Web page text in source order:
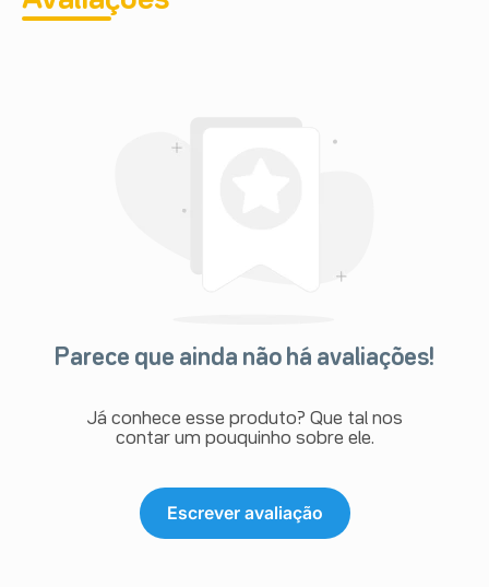
Parece que ainda não há avaliações!
Já conhece esse produto? Que tal nos
contar um pouquinho sobre ele.
Escrever avaliação